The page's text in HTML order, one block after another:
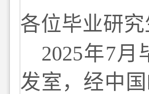
各位毕业研
2025年7月
发室， 经中